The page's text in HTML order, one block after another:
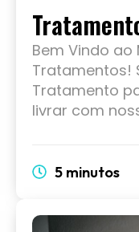
Bem Vindo ao
Tratamentos!
Tratamento
livrar com
5 minutos